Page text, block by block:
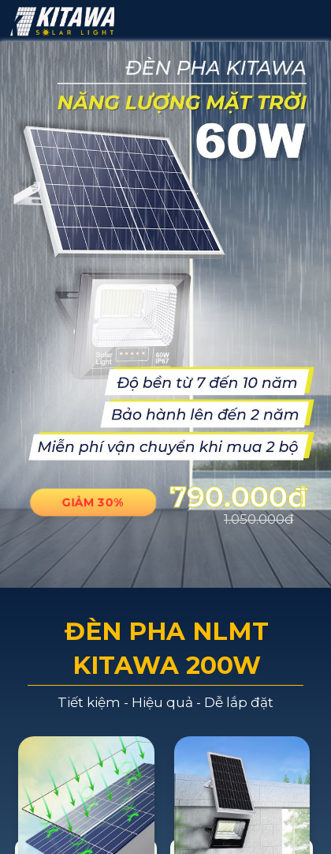
790.000đ
GIẢM 30%
1.050.000đ
ĐÈN PHA NLMT
KITAWA 200W
Tiết kiệm - Hiệu quả - Dễ lắp đặt